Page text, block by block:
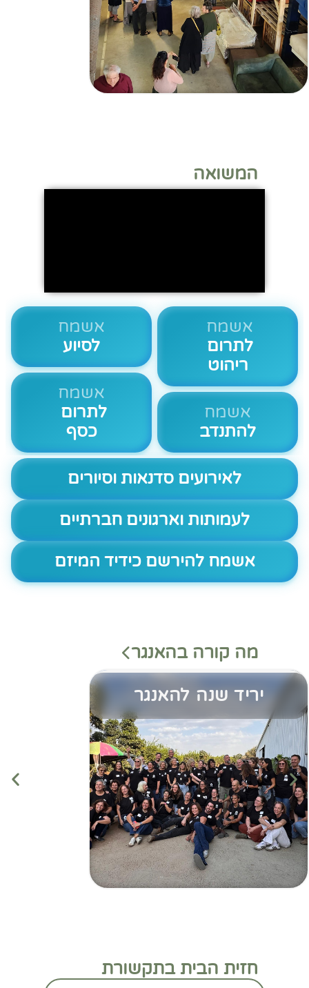
המשואה
אשמח
לתרום
ריהוט
אשמח
להתנדב
אשמח
לסיוע
אשמח
לתרום
כסף
לאירועים סדנאות וסיורים
לעמותות וארגונים חברתיים
אשמח להירשם כידיד המיזם
מה קורה בהאנגר
יריד שנה להאנגר
חזית הבית בתקשורת
מעבר לכתבה המלאה
מעבר לכתבה המלאה